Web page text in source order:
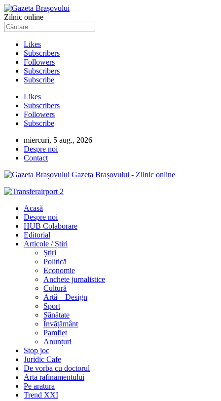
Zilnic online
Likes
Subscribers
Followers
Subscribers
Subscribe
Likes
Subscribers
Followers
Subscribe
miercuri, 5 aug., 2026
Despre noi
Contact
Gazeta Brașovului - Zilnic online
Acasă
Despre noi
HUB Colaborare
Editorial
Articole / Știri
Știri
Politică
Economie
Anchete jurnalistice
Cultură
Artă – Design
Sport
Sănătate
Învățământ
Pamflet
Anunțuri
Stop joc
Juridic Cafe
De vorba cu doctorul
Arta rafinamentului
Pe aratura
Trend XXI